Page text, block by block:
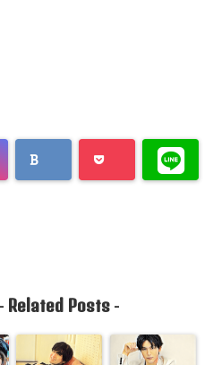
Related Posts-